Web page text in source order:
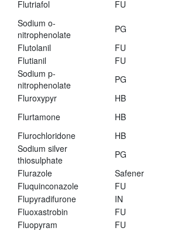
Flutriafol
FU
Sodium o-
nitrophenolate
PG
Flutolanil
FU
Flutianil
FU
Sodium p-
nitrophenolate
PG
Fluroxypyr
HB
Flurtamone
HB
Flurochloridone
HB
Sodium silver
thiosulphate
PG
Flurazole
Safener
Fluquinconazole
FU
Flupyradifurone
IN
Fluoxastrobin
FU
Fluopyram
FU